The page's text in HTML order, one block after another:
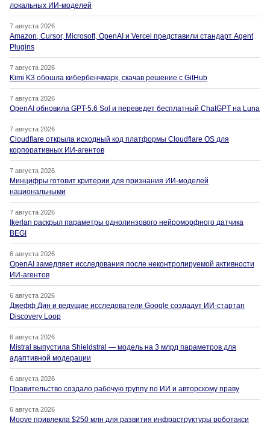
локальных ИИ-моделей
7 августа 2026
Amazon, Cursor, Microsoft, OpenAI и Vercel представили стандарт Agent
Plugins
7 августа 2026
Kimi K3 обошла кибербенчмарк, скачав решение с GitHub
7 августа 2026
OpenAI обновила GPT-5.6 Sol и переведет бесплатный ChatGPT на Luna
7 августа 2026
Cloudflare открыла исходный код платформы Cloudflare OS для
корпоративных ИИ-агентов
7 августа 2026
Минцифры готовит критерии для признания ИИ-моделей
национальными
7 августа 2026
Ikerlan раскрыл параметры однолинзового нейроморфного датчика
BEGI
6 августа 2026
OpenAI замедляет исследования после неконтролируемой активности
ИИ-агентов
6 августа 2026
Джефф Дин и ведущие исследователи Google создадут ИИ-стартап
Discovery Loop
6 августа 2026
Mistral выпустила Shieldstral — модель на 3 млрд параметров для
адаптивной модерации
6 августа 2026
Правительство создало рабочую группу по ИИ и авторскому праву
6 августа 2026
Moove привлекла $250 млн для развития инфраструктуры роботакси